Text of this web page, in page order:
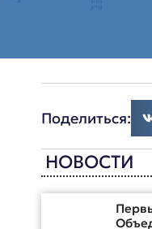
Поделиться:
НОВОСТИ